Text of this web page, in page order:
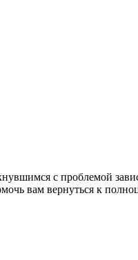
с проблемой
вам вернуться к